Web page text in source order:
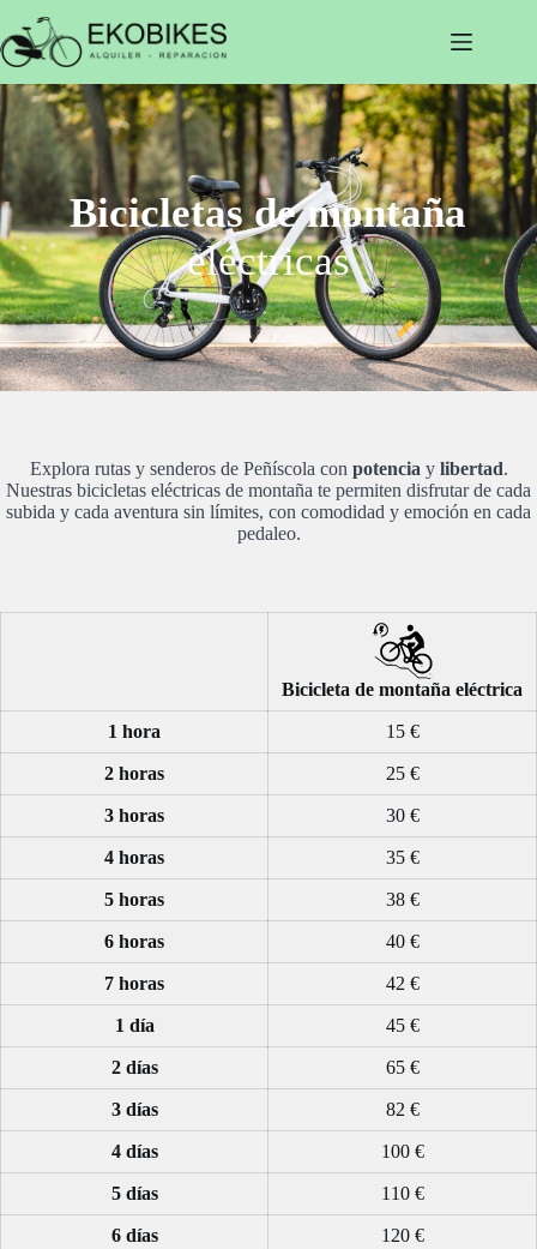
al
contenido
Bicicletas de montaña
eléctricas
Explora rutas y senderos de Peñíscola con potencia y libertad.
Nuestras bicicletas eléctricas de montaña te permiten disfrutar de cada
subida y cada aventura sin límites, con comodidad y emoción en cada
pedaleo.
Bicicleta de montaña eléctrica
1 hora 15 €
2 horas 25 €
3 horas 30 €
4 horas 35 €
5 horas 38 €
6 horas 40 €
7 horas 42 €
1 día 45 €
2 días 65 €
3 días 82 €
4 días 100 €
5 días 110 €
6 días 120 €